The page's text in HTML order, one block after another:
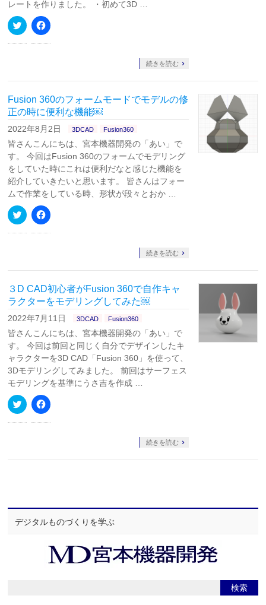
す) ィ
ン
ド
ウ
で
開
レートを作りました。 ・初めて3D …
ク
リ
ク
有
(新
し
い
ウ
ィ
ン
ド
ウ
開
き
ま
す)
Facebook
で
有
リ
ッ
ク
し
て
く
だ
さ
い
(新
し
い
ウ
ィ
ン
ド
ウ
で
開
続きを読む
Fusion 360のフォームモードでモデルの修
正の時に便利な機能￼
2022年8月2日 3DCAD Fusion360
皆さんこんにちは、宮本機器開発の「あい」で
す。 今回はFusion 360のフォームでモデリング
をしていた時にこれは便利だなと感じた機能を
紹介していきたいと思います。 皆さんはフォー
ムで作業をしている時、形状が段々とおか …
ク
リ
ク
有
(新
し
い
ウ
ィ
ン
ド
ウ
開
き
ま
す)
Facebook
で
有
リ
ッ
ク
し
て
く
だ
さ
い
(新
し
い
ウ
ィ
ン
ド
ウ
で
開
続きを読む
３D CAD初心者がFusion 360で自作キャ
ラクターをモデリングしてみた￼
2022年7月11日 3DCAD Fusion360
皆さんこんにちは、宮本機器開発の「あい」で
す。 今回は前回と同じく自分でデザインしたキ
ャラクターを3D CAD「Fusion 360」を使って、
3Dモデリングしてみました。 前回はサーフェス
モデリングを基準にうさ吉を作成 …
ク
リ
ク
ィ
ン
ド
Facebook
で
有
く
だ
さ
し
ウ
続きを読む
デジタルものづくりを学ぶ